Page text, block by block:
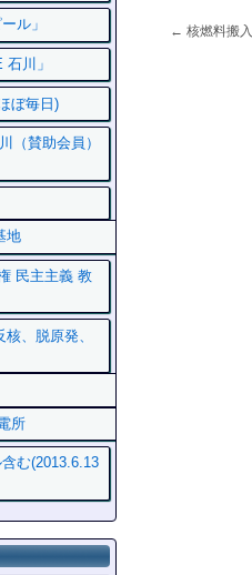
← 核燃料搬
ル」
川」
ぼ毎日)
（賛助会員）
地
民主主義 教
、脱原発、
所
む(2013.6.13